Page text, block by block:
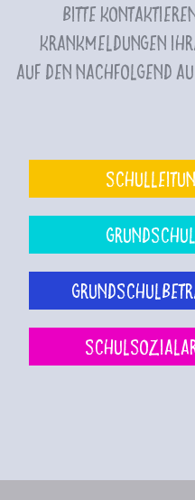
Bitte
Krankmeldungen
Auf den nachfolgend